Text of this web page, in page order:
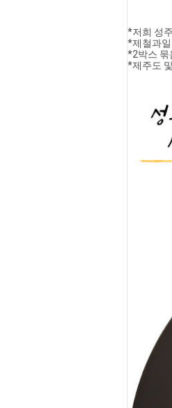
*저희 성
*제철과
*2박스 묶
*제주도